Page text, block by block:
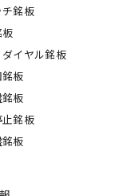
銘板
イヤル銘板
板
板
銘板
板